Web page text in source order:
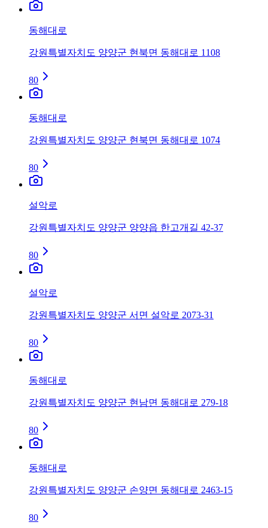
동해대로
강원특별자치도 양양군 현북면 동해대로 1108
80
동해대로
강원특별자치도 양양군 현북면 동해대로 1074
80
설악로
강원특별자치도 양양군 양양읍 한고개길 42-37
80
설악로
강원특별자치도 양양군 서면 설악로 2073-31
80
동해대로
강원특별자치도 양양군 현남면 동해대로 279-18
80
동해대로
강원특별자치도 양양군 손양면 동해대로 2463-15
80